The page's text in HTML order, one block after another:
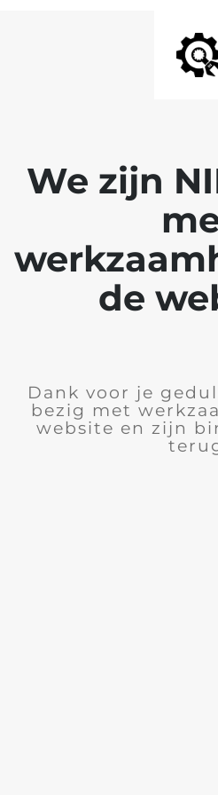
We zijn
de
Dank voor je
bezig met
website en zijn